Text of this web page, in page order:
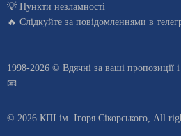
💡 Пункти незламності
🔥 Слідкуйте за повідомленнями в
1998-2026 © Вдячні за ваші пропозиції
📧
© 2026 КПІ ім. Ігоря Сікорського, All